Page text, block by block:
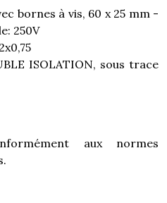
bornes à vis, 60 x 25 mm -
250V
ISOLATION, sous trace
aux normes